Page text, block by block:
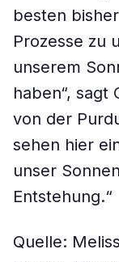
besten
Prozesse zu
unserem
haben“, sagt
von der
sehen hier
unser
Entstehung.“
Quelle: